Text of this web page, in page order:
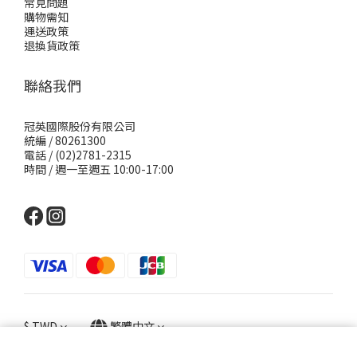
購物需知
運送政策
退換貨政策
聯絡我們
冠英國際股份有限公司
統編 / 80261300
電話 / (02)2781-2315
時間 / 週一至週五 10:00-17:00
$TWD 繁體中文